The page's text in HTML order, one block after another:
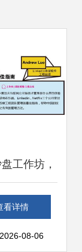
工作坊，
密亿级用户
的研发管
看详情
08-06